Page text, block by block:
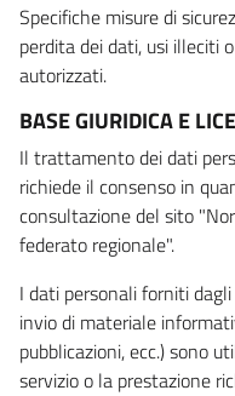
Specifiche misure di
perdita dei dati, usi illeciti
autorizzati.
BASE GIURIDICA E
Il trattamento dei dati
richiede il consenso in
consultazione del sito
federato regionale".
I dati personali forniti
invio di materiale
pubblicazioni, ecc.) sono
servizio o la prestazione